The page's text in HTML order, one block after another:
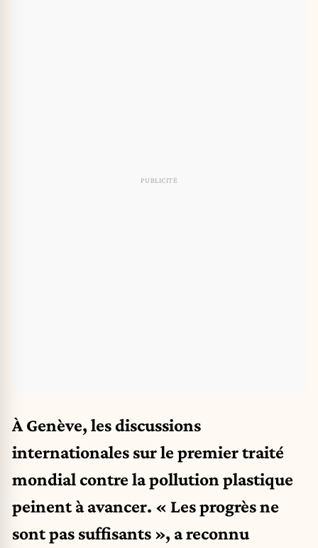
À Genève, les discussions
internationales sur le premier traité
mondial contre la pollution plastique
peinent à avancer. « Les progrès ne
sont pas suffisants », a reconnu